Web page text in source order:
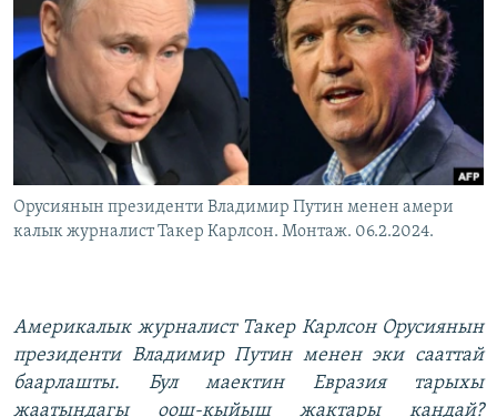
ЫҢГАЙСЫЗ СУРООЛОР
ЭЕ/АРнун бардык сайттары
Орусиянын президенти Владимир Путин менен амери
калык журналист Такер Карлсон. Монтаж. 06.2.2024.
Америкалык журналист Такер Карлсон Орусиянын
президенти Владимир Путин менен эки сааттай
баарлашты. Бул маектин Евразия тарыхы
жаатындагы оош-кыйыш жактары кандай?